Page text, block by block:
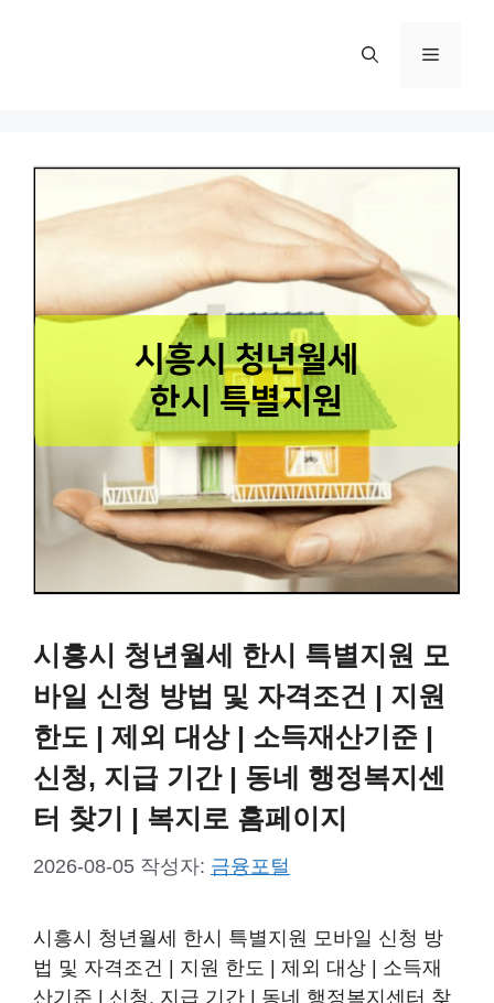
메
시흥시 청년월세 한시 특별지원 모
바일 신청 방법 및 자격조건 | 지원
한도 | 제외 대상 | 소득재산기준 |
신청, 지급 기간 | 동네 행정복지센
터 찾기 | 복지로 홈페이지
2026-08-05 작성자: 금융포털
시흥시 청년월세 한시 특별지원 모바일 신청 방
법 및 자격조건 | 지원 한도 | 제외 대상 | 소득재
산기준 | 신청, 지급 기간 | 동네 행정복지센터 찾